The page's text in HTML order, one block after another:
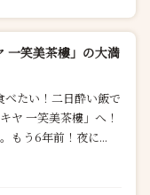
一笑美茶樓」の大満
ヤ 一笑美茶樓」へ！
もう6年前！夜に...